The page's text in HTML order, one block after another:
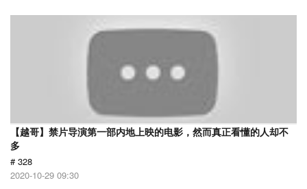
【越哥】禁片导演第一部内地上映的电影，然而真正看懂的人却不
多
# 328
2020-10-29 09:30